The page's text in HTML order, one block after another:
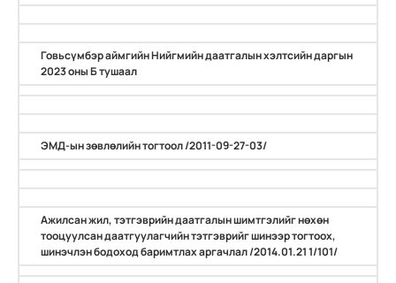
Говьсүмбэр аймгийн Нийгмийн даатгалын хэлтсийн даргын
2023 оны Б тушаал
ЭМД-ын зөвлөлийн тогтоол /2011-09-27-03/
Ажилсан жил, тэтгэврийн даатгалын шимтгэлийг нөхөн
тооцуулсан даатгуулагчийн тэтгэврийг шинээр тогтоох,
шинэчлэн бодоход баримтлах аргачлал /2014.01.21 1/101/